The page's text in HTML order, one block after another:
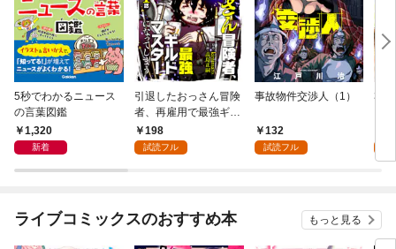
5秒でわかるニュース
の言葉図鑑
1,320
新着
引退したおっさん冒険
者、再雇用で最強ギル
ドマスターになってし
まう（1）
198
試読フル
事故物件交渉人（1）
132
試読フル
300
み
っ
ライブコミックスのおすすめ本 もっと見る